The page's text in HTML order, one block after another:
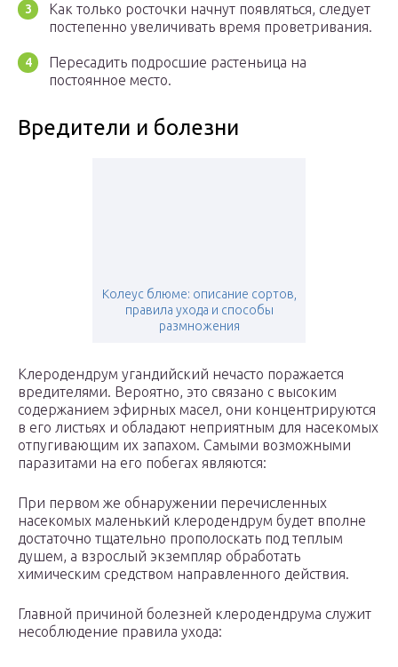
Как только росточки начнут появляться, следует
постепенно увеличивать время проветривания.
Пересадить подросшие растеньица на
постоянное место.
Вредители и болезни
Колеус блюме: описание сортов,
правила ухода и способы
размножения
Клеродендрум угандийский нечасто поражается
вредителями. Вероятно, это связано с высоким
содержанием эфирных масел, они концентрируются
в его листьях и обладают неприятным для насекомых
отпугивающим их запахом. Самыми возможными
паразитами на его побегах являются:
При первом же обнаружении перечисленных
насекомых маленький клеродендрум будет вполне
достаточно тщательно прополоскать под теплым
душем, а взрослый экземпляр обработать
химическим средством направленного действия.
Главной причиной болезней клеродендрума служит
несоблюдение правила ухода: